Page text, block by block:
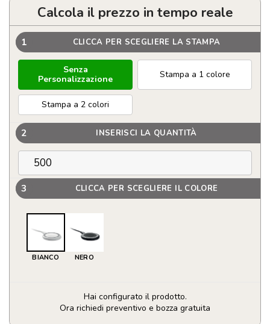
Calcola il prezzo in tempo reale
1 CLICCA PER SCEGLIERE LA STAMPA
Senza
Personalizzazione
Stampa a 1 colore
Stampa a 2 colori
2 INSERISCI LA QUANTITÀ
3 CLICCA PER SCEGLIERE IL COLORE
BIANCO NERO
Hai configurato il prodotto.
Ora richiedi preventivo e bozza gratuita